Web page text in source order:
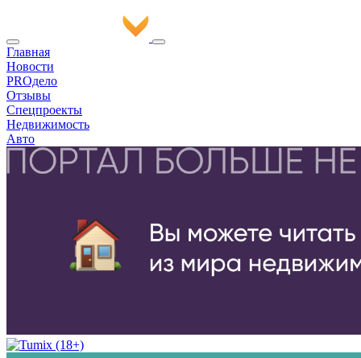
Главная
Новости
PROдело
Отзывы
Спецпроекты
Недвижимость
Авто